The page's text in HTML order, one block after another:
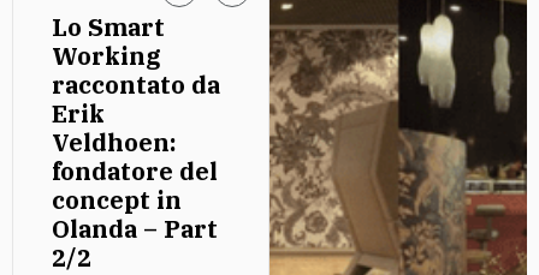
Lo Smart
Working
raccontato da
Erik
Veldhoen:
fondatore del
concept in
Olanda – Part
2/2